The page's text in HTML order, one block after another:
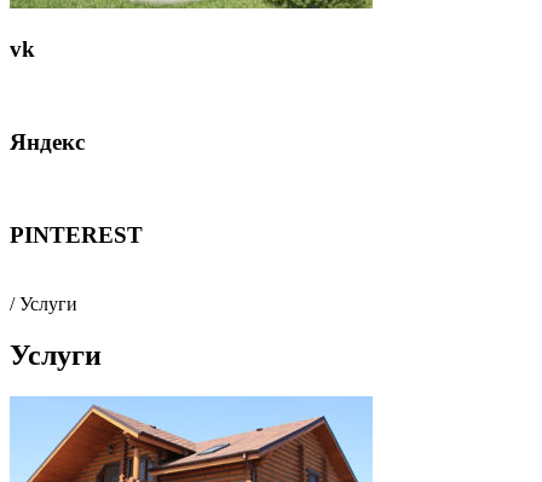
vk
Яндекс
PINTEREST
/ Услуги
Услуги